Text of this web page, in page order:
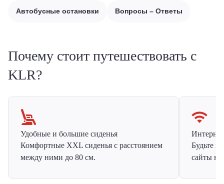
Автобусные остановки Вопросы – Ответы
Почему стоит путешествовать с
KLR?
Удобные и большие сиденья
Комфортные XXL сиденья с расстоянием
между ними до 80 см.
Будьте
сайты на